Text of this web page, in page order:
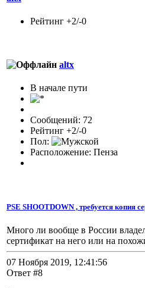
Рейтинг +2/-0
altx
В начале пути
Сообщений: 72
Рейтинг +2/-0
Пол:
Расположение: Пенза
PSE SHOOTDOWN , требуется копия
Много ли вообще в России
сертификат на него или на
07 Ноября 2019, 12:41:56
Ответ #8